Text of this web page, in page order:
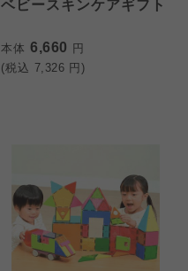
ベビースキンケアギフト
本体 6,660 円
(税込 7,326 円)